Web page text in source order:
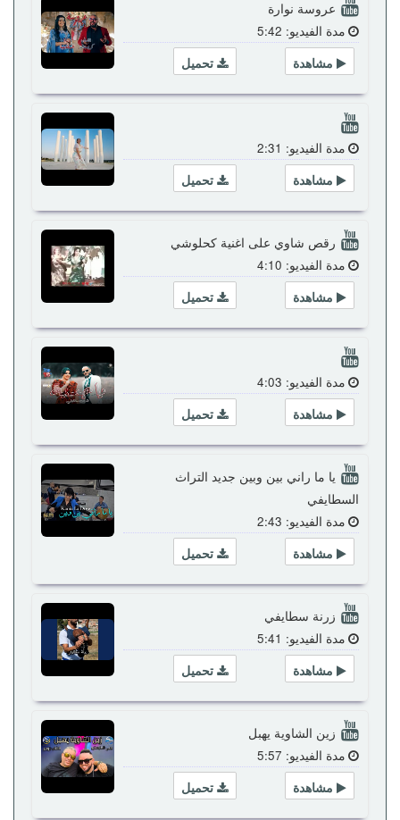
عروسة نوارة
مدة الفيديو: 5:42
تحميل
مشاهدة
مدة الفيديو: 2:31
تحميل
مشاهدة
رقص شاوي على اغنية كحلوشي
مدة الفيديو: 4:10
تحميل
مشاهدة
مدة الفيديو: 4:03
تحميل
مشاهدة
يا ما راني بين وبين جديد التراث
السطايفي
مدة الفيديو: 2:43
تحميل
مشاهدة
زرنة سطايفي
مدة الفيديو: 5:41
تحميل
مشاهدة
زين الشاوية يهبل
مدة الفيديو: 5:57
تحميل
مشاهدة